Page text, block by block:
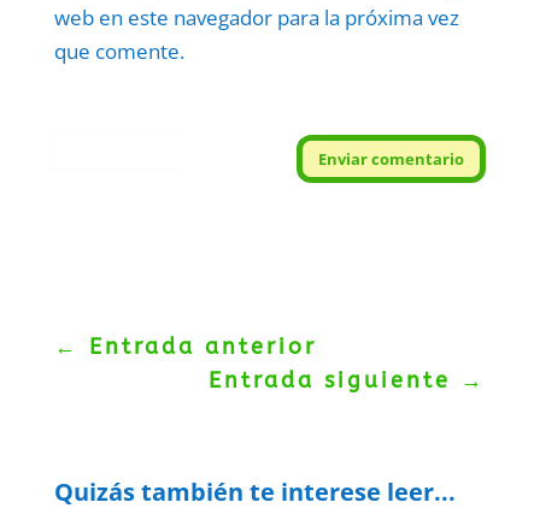
web en este navegador para la próxima vez
que comente.
Enviar comentario
← Entrada anterior
Entrada siguiente
→
Quizás también te interese leer...